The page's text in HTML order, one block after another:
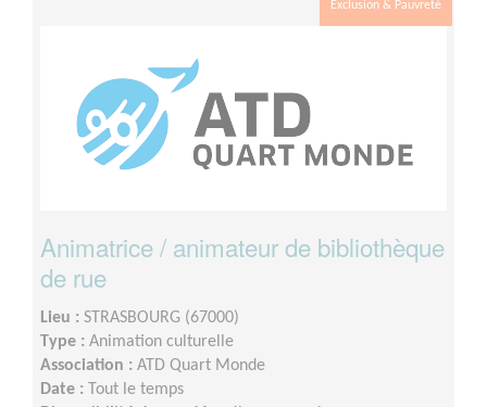
Exclusion & Pauvreté
Animatrice / animateur de bibliothèque
de rue
Lieu : STRASBOURG (67000)
Type : Animation culturelle
Association : ATD Quart Monde
Date : Tout le temps